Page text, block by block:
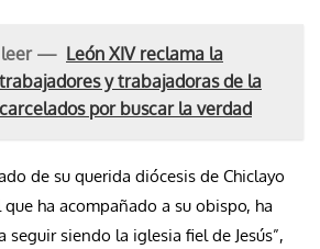
leer — León XIV reclama la
y trabajadoras de la
por buscar la verdad
de su querida diócesis de Chiclayo
que ha acompañado a su obispo, ha
siendo la iglesia fiel de Jesús”,